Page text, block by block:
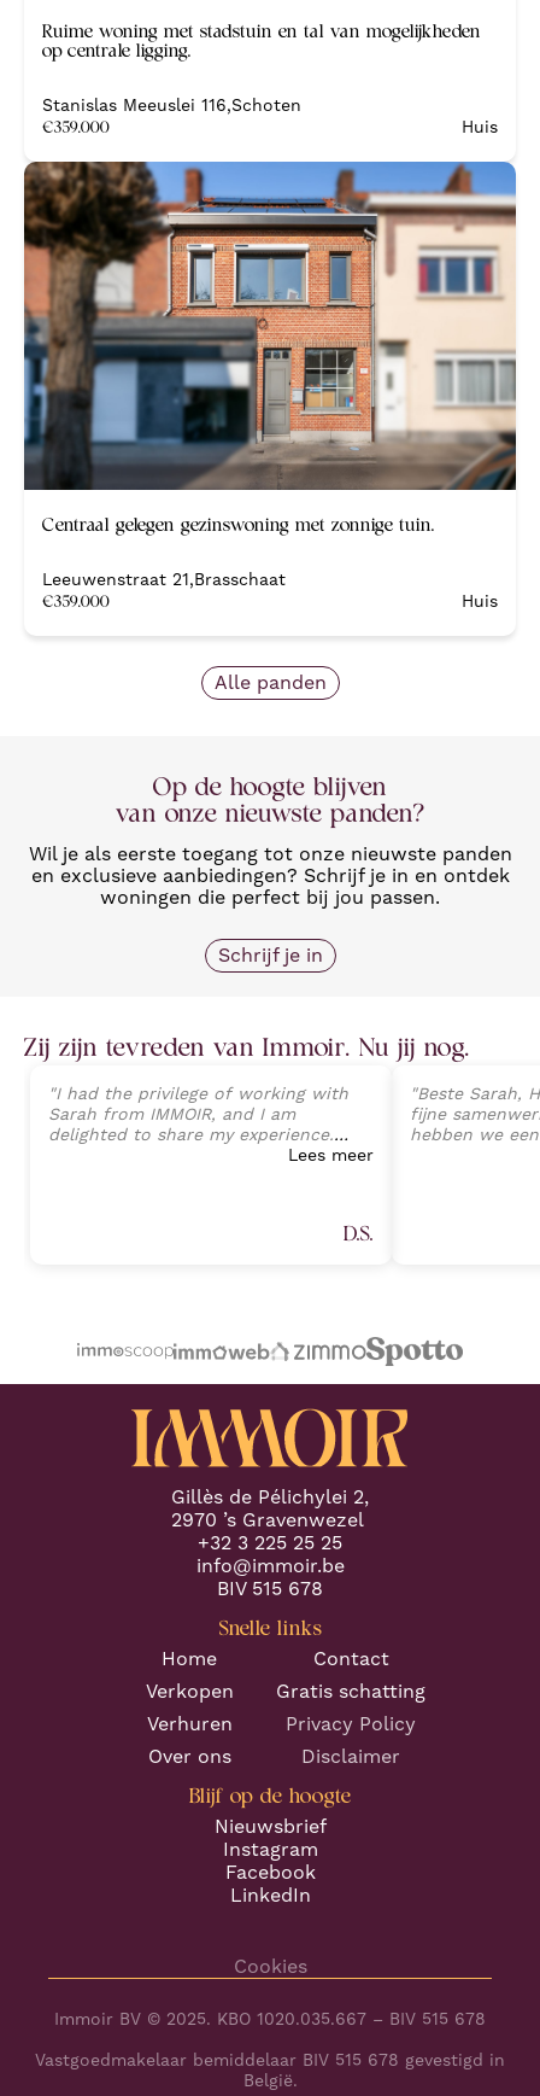
Ruime woning met stadstuin en tal van mogelijkheden
op centrale ligging.
Stanislas Meeuslei 116,Schoten
€359.000 Huis
Centraal gelegen gezinswoning met zonnige tuin.
Leeuwenstraat 21,Brasschaat
€359.000 Huis
Alle panden
Op de hoogte blijven
van onze nieuwste panden?
Wil je als eerste toegang tot onze nieuwste panden
en exclusieve aanbiedingen? Schrijf je in en ontdek
woningen die perfect bij jou passen.
Schrijf je in
Zij zijn tevreden van Immoir. Nu jij nog.
"I had the privilege of working with
Sarah from IMMOIR, and I am
delighted to share my experience.
Sarah exhibited an exceptional level
Lees meer
D.S.
"Beste Sarah,
fijne
hebben we
Gillès de Pélichylei 2,
2970 ’s Gravenwezel
+32 3 225 25 25
info@immoir.be
BIV 515 678
Snelle links
Home
Contact
Verkopen
Gratis schatting
Verhuren
Privacy Policy
Over ons
Disclaimer
Blijf op de hoogte
Nieuwsbrief
Instagram
Facebook
LinkedIn
Cookies
Immoir BV © 2025. KBO 1020.035.667 – BIV 515 678
Vastgoedmakelaar bemiddelaar BIV 515 678 gevestigd in
België.